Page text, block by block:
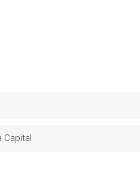
Capital